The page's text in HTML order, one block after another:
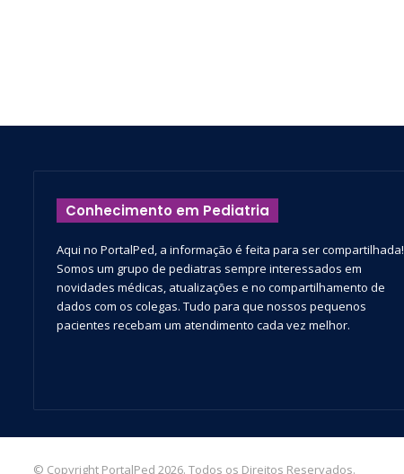
Conhecimento em Pediatria
Aqui no PortalPed, a informação é feita para ser compartilhada!
Somos um grupo de pediatras sempre interessados em
novidades médicas, atualizações e no compartilhamento de
dados com os colegas. Tudo para que nossos pequenos
pacientes recebam um atendimento cada vez melhor.
© Copyright PortalPed 2026. Todos os Direitos Reservados.